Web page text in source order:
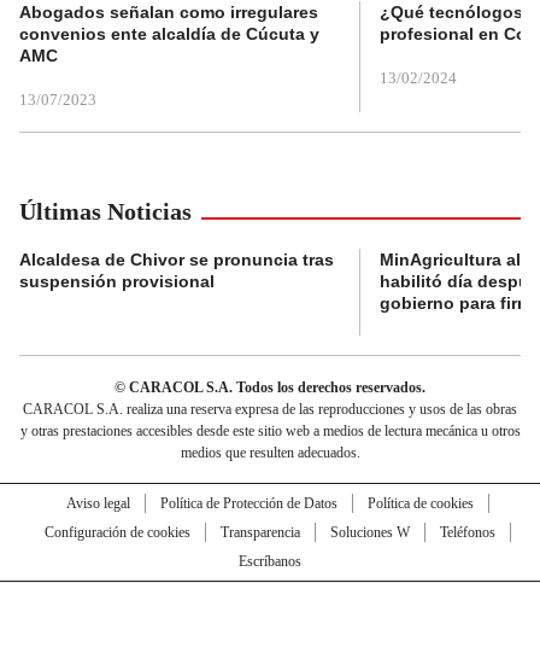
Abogados señalan como irregulares
convenios ente alcaldía de Cúcuta y
AMC
13/07/2023
¿Qué tecnólogos
profesional en
13/02/2024
Últimas Noticias
Alcaldesa de Chivor se pronuncia tras
suspensión provisional
MinAgricultura
habilitó día
gobierno para
© CARACOL S.A. Todos los derechos reservados.
CARACOL S.A. realiza una reserva expresa de las reproducciones y usos de las obras
y otras prestaciones accesibles desde este sitio web a medios de lectura mecánica u otros
medios que resulten adecuados.
Aviso legal Política de Protección de Datos
Política de cookies
Configuración de cookies
Transparencia Soluciones W
Teléfonos
Escríbanos